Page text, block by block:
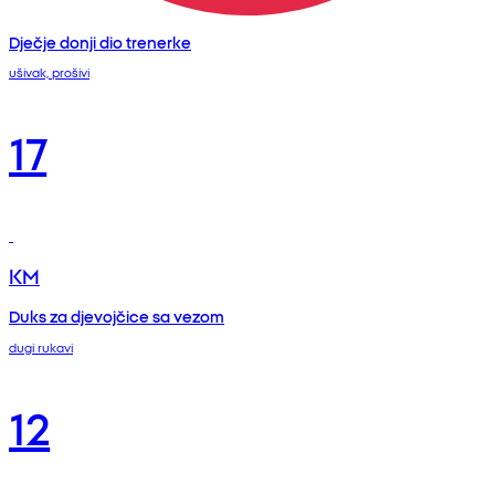
Dječje donji dio trenerke
ušivak, prošivi
17
KM
Duks za djevojčice sa vezom
dugi rukavi
12